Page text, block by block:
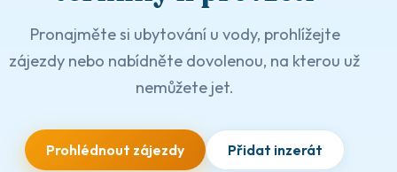
Pronajměte si ubytování u vody, prohlížejte
zájezdy nebo nabídněte dovolenou, na kterou už
nemůžete jet.
Prohlédnout zájezdy Přidat inzerát